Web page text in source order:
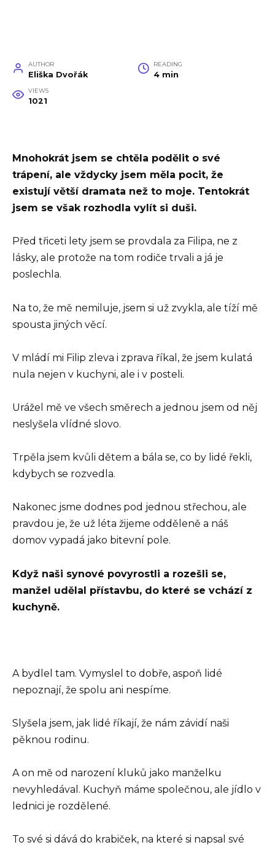
AUTHOR
Eliška Dvořák
READING
4 min
VIEWS
1021
Mnohokrát jsem se chtěla podělit o své
trápení, ale vždycky jsem měla pocit, že
existují větší dramata než to moje. Tentokrát
jsem se však rozhodla vylít si duši.
Před třiceti lety jsem se provdala za Filipa, ne z
lásky, ale protože na tom rodiče trvali a já je
poslechla.
Na to, že mě nemiluje, jsem si už zvykla, ale tíží mě
spousta jiných věcí.
V mládí mi Filip zleva i zprava říkal, že jsem kulatá
nula nejen v kuchyni, ale i v posteli.
Urážel mě ve všech směrech a jednou jsem od něj
neslyšela vlídné slovo.
Trpěla jsem kvůli dětem a bála se, co by lidé řekli,
kdybych se rozvedla.
Nakonec jsme dodnes pod jednou střechou, ale
pravdou je, že už léta žijeme odděleně a náš
domov vypadá jako bitevní pole.
Když naši synové povyrostli a rozešli se,
manžel udělal přístavbu, do které se vchází z
kuchyně.
A bydlel tam. Vymyslel to dobře, aspoň lidé
nepoznají, že spolu ani nespíme.
Slyšela jsem, jak lidé říkají, že nám závidí naši
pěknou rodinu.
A on mě od narození kluků jako manželku
nevyhledával. Kuchyň máme společnou, ale jídlo v
lednici je rozdělené.
To své si dává do krabiček, na které si napsal své